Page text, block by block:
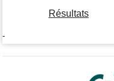
Résultats
-